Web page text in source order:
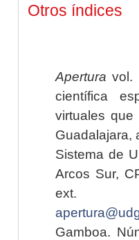
Otros índices
Apertura vol.
científica
virtuales
Guadalajara,
Sistema de
Arcos Sur,
ext.
Gamboa.